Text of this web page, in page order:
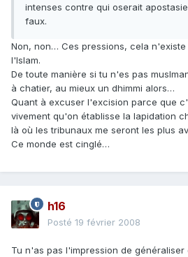
intenses contre qui oserait
faux.
Non, non… Ces pressions, cela
l'Islam.
De toute manière si tu n'es pas
à chatier, au mieux un dhimmi alors…
Quant à excuser l'excision parce que
vivement qu'on établisse la lapidation
là où les tribunaux me seront les plus
Ce monde est cinglé…
h16
Posté 19 février 2008
Tu n'as pas l'impression de